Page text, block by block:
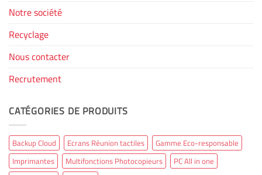
Notre société
Recyclage
Nous contacter
Recrutement
CATÉGORIES DE PRODUITS
Backup Cloud Ecrans Réunion tactiles
Gamme Eco-responsable
Imprimantes
Multifonctions Photocopieurs
PC All in one